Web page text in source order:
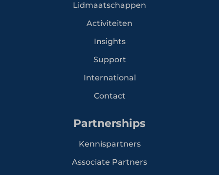
Lidmaatschappen
Activiteiten
Insights
Support
International
Contact
Partnerships
Kennispartners
Associate Partners